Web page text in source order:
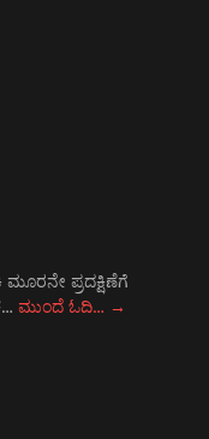
ಮೂರನೇ ಪ್ರದಕ್ಷಿಣೆಗೆ
ಮುಂದೆ ಓದಿ… →